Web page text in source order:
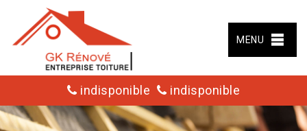
MENU
indisponible indisponible